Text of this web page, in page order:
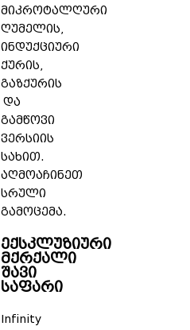
მიკროტალღური
ღუმელის,
ინდუქციური
ქურის,
გაზქურის
და
გამწოვი
ვერსიის
სახით.
აღმოაჩინეთ
სრული
გამოცემა.
ექსკლუზიური
მქრქალი
შავი
საფარი
Infinity